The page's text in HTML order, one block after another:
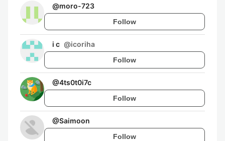
@moro-723
Follow
i c @icoriha
Follow
@4ts0t0i7c
Follow
@Saimoon
Follow